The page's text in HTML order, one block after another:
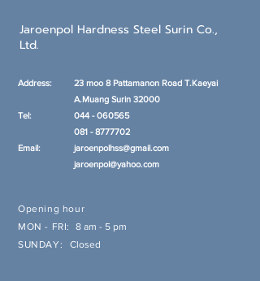
Jaroenpol Hardness Steel Surin Co.,
Ltd.
Address:
Tel:
Email:
23 moo 8 Pattamanon Road T.Kaeyai
A.Muang Surin 32000
044 - 060565
081 - 8777702
jaroenpolhss@gmail.com
jaroenpol@yahoo.com
Opening hour
MON - FRI:
8 am - 5 pm
SUNDAY: Closed